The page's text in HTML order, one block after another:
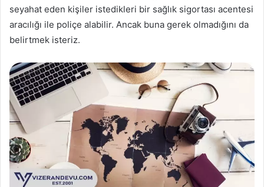
seyahat eden kişiler istedikleri bir sağlık sigortası acentesi
aracılığı ile poliçe alabilir. Ancak buna gerek olmadığını da
belirtmek isteriz.